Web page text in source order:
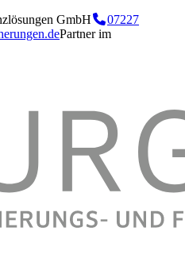
GmbH
07227
Partner im